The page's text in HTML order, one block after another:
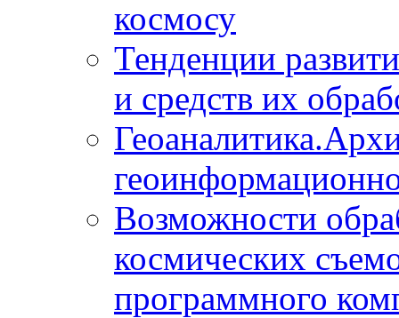
космосу
Тенденции
и средств их
Возможности
космических
программного